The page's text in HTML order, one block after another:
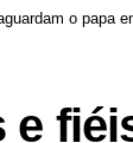
o papa
e